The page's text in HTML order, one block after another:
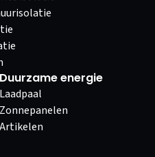
Duurzame energie
Laadpaal
Zonnepanelen
Artikelen